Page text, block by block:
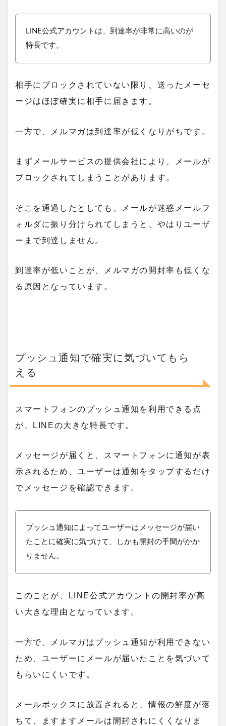
LINE公式アカウントは、 到達率が非常に高いのが
特長です。
相手にブロックされていない限り、送ったメーセ
ージはほぼ確実に相手に届きます。
一方で、メルマガは到達率が低くなりがちです。
まずメールサービスの提供会社により、メールが
ブロックされてしまうことがあります。
そこを通過したとしても、メールが迷惑メールフ
ォルダに振り分けられてしまうと、やはりユーザ
ーまで到達しません。
到達率が低いことが、メルマガの開封率も低くな
る原因となっています。
プッシュ通知で確実に気づいてもら
える
スマートフォンのプッシュ通知を利用できる点
が、LINEの大きな特長です。
メッセージが届くと、スマートフォンに通知が表
示されるため、ユーザーは通知をタップするだけ
でメッセージを確認できます。
プッシュ通知によってユーザーはメッセージが届い
たことに確実に気づけて、しかも開封の手間がかか
りません。
このことが、LINE公式アカウントの開封率が高
い大きな理由となっています。
一方で、メルマガはプッシュ通知が利用できない
ため、ユーザーにメールが届いたことを気づいて
もらいにくいです。
メールボックスに放置されると、情報の鮮度が落
ちて、ますますメールは開封されにくくなりま